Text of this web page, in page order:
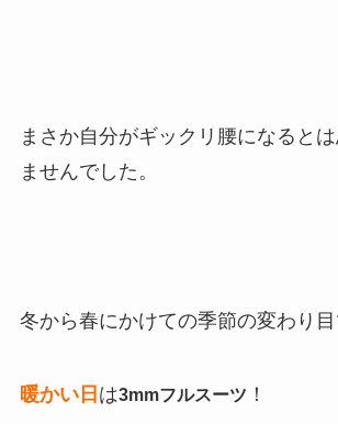
まさか自分がギックリ腰になると
ませんでした。
冬から春にかけての季節の変わり目
暖かい日 は3mmフルスーツ ！